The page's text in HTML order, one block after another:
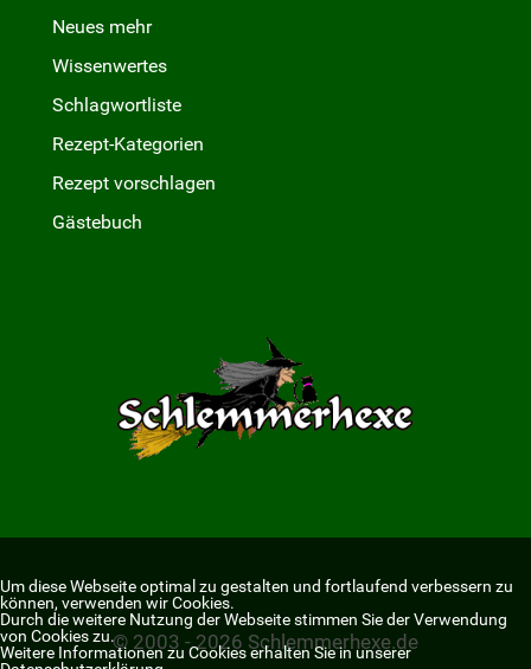
Neues mehr
Wissenwertes
Schlagwortliste
Rezept-Kategorien
Rezept vorschlagen
Gästebuch
© 2003 - 2026 Schlemmerhexe.de
Um diese Webseite optimal zu gestalten und fortlaufend verbessern zu
können, verwenden wir Cookies.
Durch die weitere Nutzung der Webseite stimmen Sie der Verwendung
von Cookies zu.
Weitere Informationen zu Cookies erhalten Sie in unserer